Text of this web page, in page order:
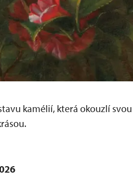
kamélií, která okouzlí svou